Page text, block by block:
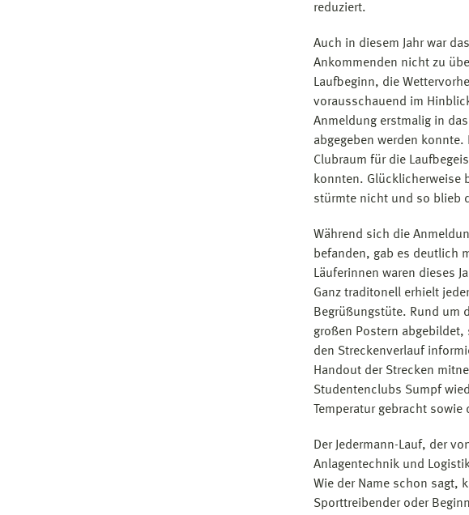
reduziert.
Auch in diesem Jahr war
Ankommenden nicht zu
Laufbeginn, die
vorausschauend im
Anmeldung erstmalig in
abgegeben werden
Clubraum für die
konnten. Glücklicherweise
stürmte nicht und so blieb
Während sich die
befanden, gab es deutlich
Läuferinnen waren dieses
Ganz traditonell erhielt
Begrüßungstüte. Rund um
großen Postern
den Streckenverlauf
Handout der Strecken
Studentenclubs Sumpf
Temperatur gebracht
Der Jedermann-Lauf, der
Anlagentechnik und
Wie der Name schon sagt,
Sporttreibender oder